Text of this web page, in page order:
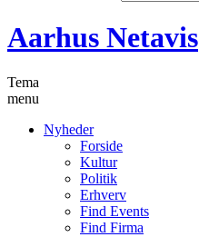
Aarhus Netavis
Tema
menu
Nyheder
Forside
Kultur
Politik
Erhverv
Find Events
Find Firma